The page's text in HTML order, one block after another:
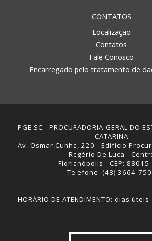
CONTATOS
Localização
Contatos
Fale Conosco
Encarregado pelo tratamento de
PGE SC - PROCURADORIA-GERAL DO
CATARINA
Av. Osmar Cunha, 220 - Edifício
Rogério De Luca -
Florianópolis - CEP:
Telefone: (48) 3664-
HORÁRIO DE ATENDIMENTO: dias